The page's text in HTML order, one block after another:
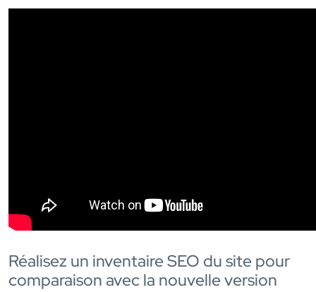
Réalisez un inventaire SEO du site pour
comparaison avec la nouvelle version